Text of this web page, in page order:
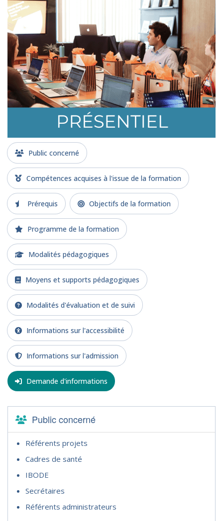
Public concerné
Compétences acquises à l'issue de la formation
Prérequis Objectifs de la formation
Programme de la formation
Modalités pédagogiques
Moyens et supports pédagogiques
Modalités d'évaluation et de suivi
Informations sur l'accessibilité
Informations sur l'admission
Demande d'informations
Public concerné
Référents projets
Cadres de santé
IBODE
Secrétaires
Référents administrateurs